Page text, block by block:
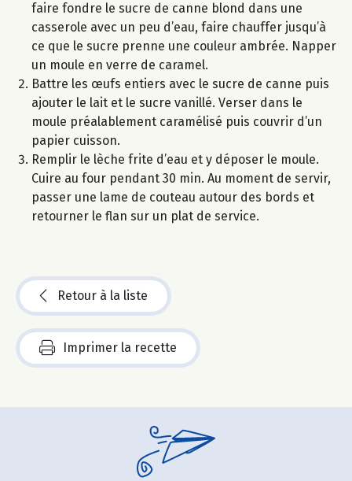
faire fondre le sucre de canne blond dans une
casserole avec un peu d’eau, faire chauffer jusqu’à
ce que le sucre prenne une couleur ambrée. Napper
un moule en verre de caramel.
Battre les œufs entiers avec le sucre de canne puis
ajouter le lait et le sucre vanillé. Verser dans le
moule préalablement caramélisé puis couvrir d’un
papier cuisson.
Remplir le lèche frite d’eau et y déposer le moule.
Cuire au four pendant 30 min. Au moment de servir,
passer une lame de couteau autour des bords et
retourner le flan sur un plat de service.
Retour à la liste
Imprimer la recette